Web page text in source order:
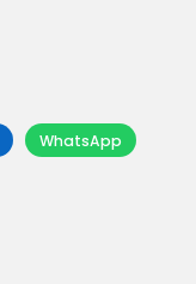
WhatsApp